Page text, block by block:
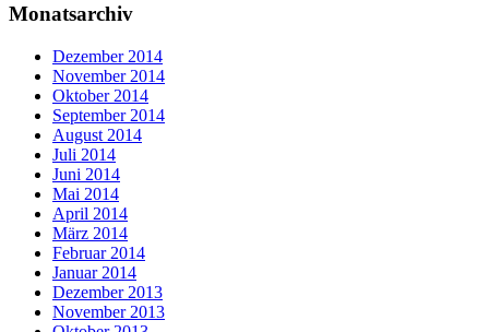
Monatsarchiv
Dezember 2014
November 2014
Oktober 2014
September 2014
August 2014
Juli 2014
Juni 2014
Mai 2014
April 2014
März 2014
Februar 2014
Januar 2014
Dezember 2013
November 2013